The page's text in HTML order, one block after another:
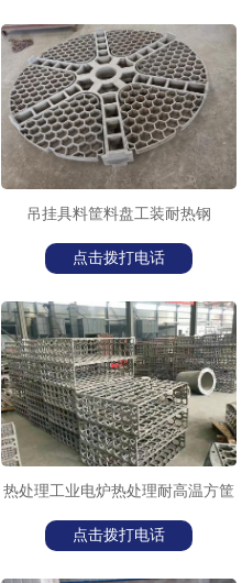
2
吊挂具料筐料盘工装耐热钢
点击拨打电话
热处理工业电炉热处理耐高温方筐
点击拨打电话